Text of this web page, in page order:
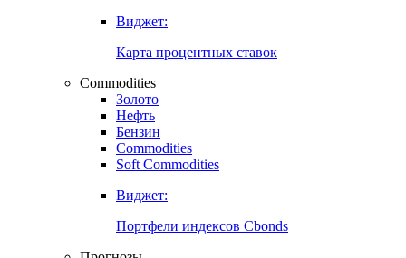
Виджет:
Карта процентных ставок
Commodities
Золото
Нефть
Бензин
Commodities
Soft Commodities
Виджет:
Портфели индексов Cbonds